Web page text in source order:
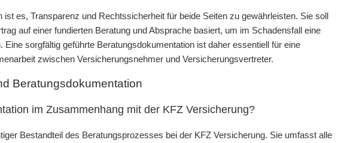
es, Transparenz und Rechtssicherheit für beide Seiten zu gewährleisten. Sie soll
auf einer fundierten Beratung und Absprache basiert, um im Schadensfall eine
sorgfältig geführte Beratungsdokumentation ist daher essentiell für eine
zwischen Versicherungsnehmer und Versicherungsvertreter.
Beratungsdokumentation
im Zusammenhang mit der KFZ Versicherung?
Bestandteil des Beratungsprozesses bei der KFZ Versicherung. Sie umfasst alle